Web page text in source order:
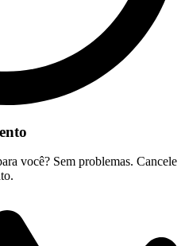
você? Sem problemas. Cancele